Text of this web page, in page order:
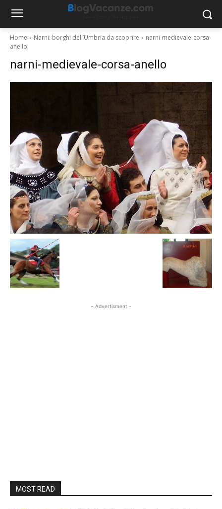
Home Narni: borghi dell’Umbria da scoprire
narni-medievale-corsa-
anello
narni-medievale-corsa-anello
- Advertisment -
MOST READ